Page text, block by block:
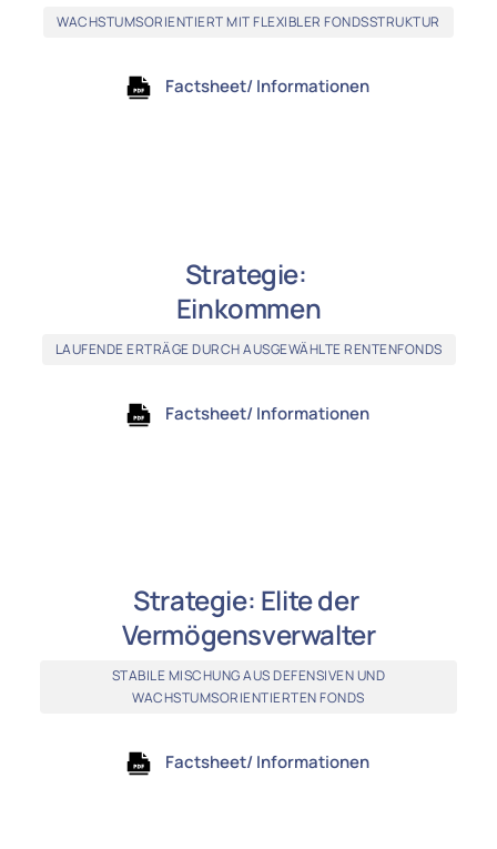
WACHSTUMSORIENTIERT MIT FLEXIBLER FONDSSTRUKTUR
Factsheet/ Informationen
Strategie:
Einkommen
LAUFENDE ERTRÄGE DURCH AUSGEWÄHLTE RENTENFONDS
Factsheet/ Informationen
Strategie: Elite der
Vermögensverwalter
STABILE MISCHUNG AUS DEFENSIVEN UND
WACHSTUMSORIENTIERTEN FONDS
Factsheet/ Informationen